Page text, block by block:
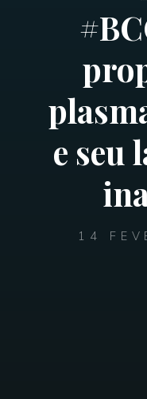
e seu
14